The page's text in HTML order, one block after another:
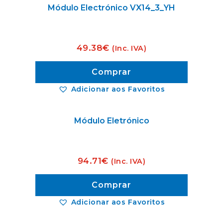
Adicionar aos Favoritos
Módulo Electrónico VX14_3_YH
49.38€ (Inc. IVA)
Comprar
Adicionar aos Favoritos
Módulo Eletrónico
94.71€ (Inc. IVA)
Comprar